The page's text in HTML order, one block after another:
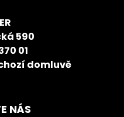
590
01
domluvě
NÁS